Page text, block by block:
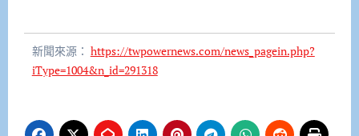
新聞來源： https://twpowernews.com/news_pagein.php?
iType=1004&n_id=291318